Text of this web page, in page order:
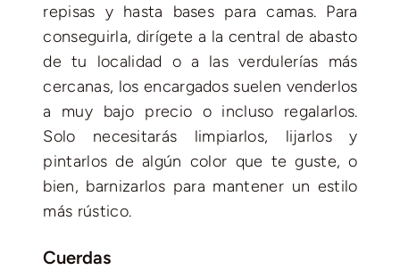
repisas y hasta bases para camas. Para
conseguirla, dirígete a la central de abasto
de tu localidad o a las verdulerías más
cercanas, los encargados suelen venderlos
a muy bajo precio o incluso regalarlos.
Solo necesitarás limpiarlos, lijarlos y
pintarlos de algún color que te guste, o
bien, barnizarlos para mantener un estilo
más rústico.
Cuerdas